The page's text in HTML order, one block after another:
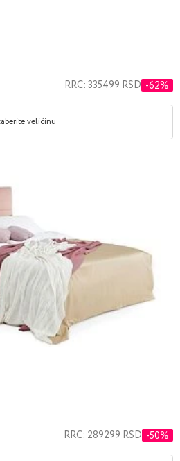
RRC: 335499 RSD -62%
veličinu
RRC: 289299 RSD -50%